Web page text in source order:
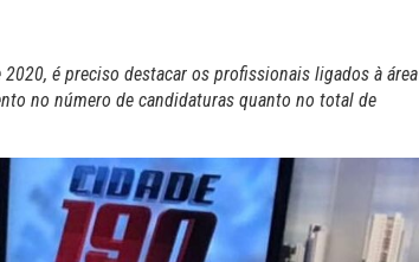
é preciso destacar os profissionais ligados à área
no número de candidaturas quanto no total de